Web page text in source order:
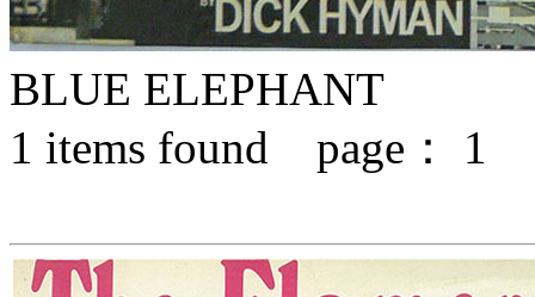
BLUE ELEPHANT
1 items found page： 1